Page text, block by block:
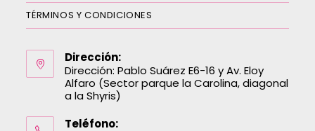
TÉRMINOS Y CONDICIONES
Dirección:
Dirección: Pablo Suárez E6-16 y Av. Eloy
Alfaro (Sector parque la Carolina, diagonal
a la Shyris)
Teléfono: